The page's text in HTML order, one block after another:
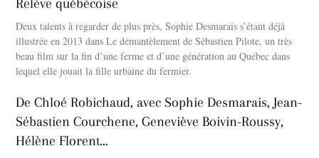
Relève québécoise
Deux talents à regarder de plus près, Sophie Desmarais s’étant déjà
illustrée en 2013 dans Le démantèlement de Sébastien Pilote, un très
beau film sur la fin d’une ferme et d’une génération au Québec dans
lequel elle jouait la fille urbaine du fermier.
De Chloé Robichaud, avec Sophie Desmarais, Jean-
Sébastien Courchene, Geneviève Boivin-Roussy,
Hélène Florent…